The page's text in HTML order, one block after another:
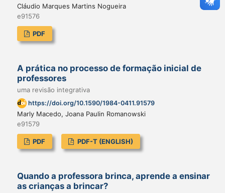
Cláudio Marques Martins Nogueira
e91576
PDF
A prática no processo de formação inicial de
professores
uma revisão integrativa
https://doi.org/10.1590/1984-0411.91579
Marly Macedo, Joana Paulin Romanowski
e91579
PDF PDF-T (ENGLISH)
Quando a professora brinca, aprende a ensinar
as crianças a brincar?